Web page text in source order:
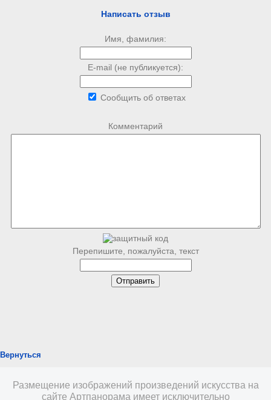
Написать отзыв
Имя, фамилия:
E-mail (не публикуется):
Сообщить об ответах
Комментарий
Перепишите, пожалуйста, текст
Вернуться
Размещение изображений произведений искусства на
сайте Артпанорама имеет исключительно